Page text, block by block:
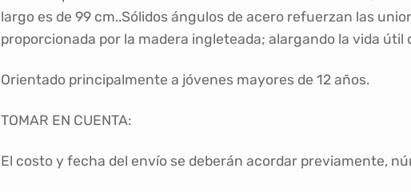
largo es de 99 cm..Sólidos ángulos de acero refuerzan las
proporcionada por la madera ingleteada; alargando la vida
Orientado principalmente a jóvenes mayores de 12 años.
TOMAR EN CUENTA:
El costo y fecha del envío se deberán acordar previamente,